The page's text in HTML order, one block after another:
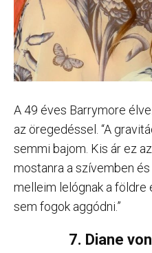
A 49 éves Barrymore
az öregedéssel. “A
semmi bajom. Kis ár ez
mostanra a szívemben
melleim lelógnak a földre
sem fogok aggódni.”
7. Diane